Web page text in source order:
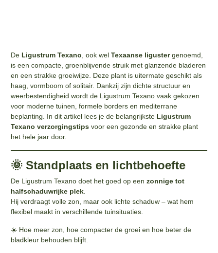
De Ligustrum Texano , ook welTexaanse ligustergenoemd,
is een compacte, groenblijvende struik met glanzende bladeren
en een strakke groeiwijze. Deze plant is uitermate geschikt als
haag, vormboom of solitair. Dankzij zijn dichte structuur en
weerbestendigheid wordt de Ligustrum Texano vaak gekozen
voor moderne tuinen, formele borders en mediterrane
beplanting. In dit artikel lees je de belangrijkste Ligustrum
Texano verzorgingstips voor een gezonde en strakke plant
het hele jaar door.
🌞 Standplaats en lichtbehoefte
De Ligustrum Texano doet het goed op eenzonnige tot
halfschaduwrijke plek
Hij verdraagt volle zon, maar ook lichte schaduw – wat hem
flexibel maakt in verschillende tuinsituaties.
☀️ Hoe meer zon, hoe compacter de groei en hoe beter de
bladkleur behouden blijft.